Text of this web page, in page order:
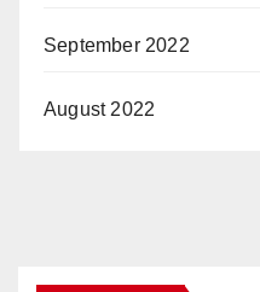
September 2022
August 2022